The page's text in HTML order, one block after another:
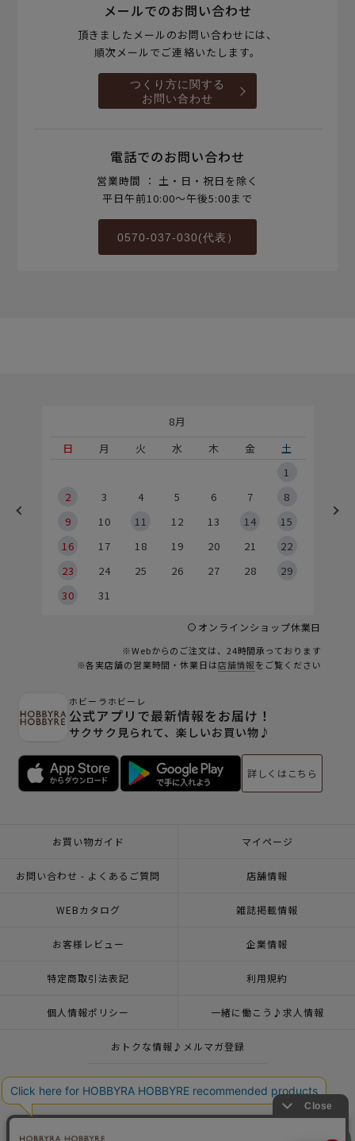
メールでのお問い合わせ
頂きましたメールのお問い合わせには、
順次メールでご連絡いたします。
つくり方に関する
お問い合わせ
電話でのお問い合わせ
営業時間 ： 土・日・祝日を除く
平日午前10:00～午後5:00まで
0570-037-030(代表）
8月
日
月 火 水 木 金
土
1
2
3 4 5 6 7
8
9
10 11 12 13 14
15
16
17 18 19 20 21
22
23
24 25 26 27 28
29
30
31
オンラインショップ休業日
※Webからのご注文は、24時間承っております
※各実店舗の営業時間・休業日は店舗情報をご覧ください
ホビーラホビーレ
公式アプリで最新情報をお届け！
サクサク見られて、楽しいお買い物♪
詳しくはこちら
お買い物ガイド マイページ
お問い合わせ - よくあるご質問 店舗情報
WEBカタログ 雑誌掲載情報
お客様レビュー 企業情報
特定商取引法表記 利用規約
個人情報ポリシー 一緒に働こう♪求人情報
おトクな情報♪メルマガ登録
© 2026 HOBBYRA HOBBYRE CORPORATION ALL Rights Reserved